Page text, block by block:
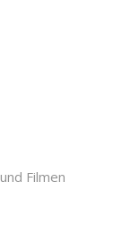
Filmen